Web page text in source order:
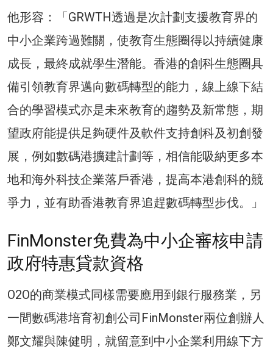
他形容：「GRWTH透過是次計劃支援教育界的
中小企業跨過難關，使教育生態圈得以持續健康
成長，最終成就學生潛能。香港的創科生態圈具
備引領教育界邁向數碼轉型的能力，線上線下結
合的學習模式亦是未來教育的趨勢及新常態，期
望政府能提供足夠硬件及軟件支持創科及初創發
展，例如數碼港擴建計劃等，相信能吸納更多本
地和海外科技企業落戶香港，提高本港創科的競
爭力，並有助香港教育界追趕數碼轉型步伐。」
FinMonster免費為中小企審核申請
政府特惠貸款資格
O2O的商業模式同樣需要應用到銀行服務業，另
一間數碼港培育初創公司FinMonster兩位創辦人
鄭文耀與陳健明，就留意到中小企業利用線下方